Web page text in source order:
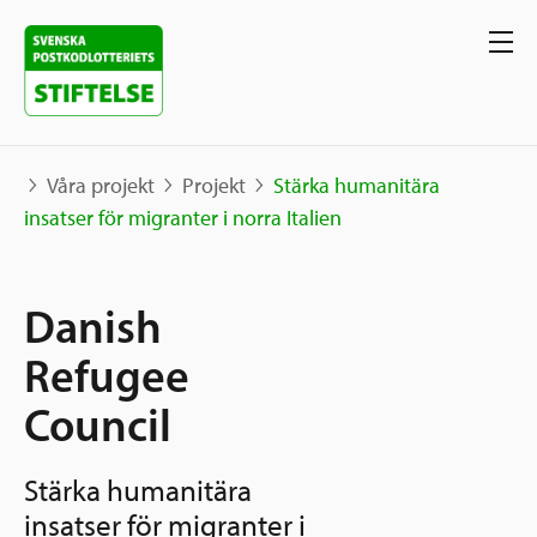
Projekt
Karta
Berättelser
Våra stöd
Sverige och övriga världen
Grannskapsinitiativet
Utlysningar
Samhällsentreprenörskap
Sök stöd
Ansök
Våra projekt Projekt
Stärka humanitära
insatser för migranter i norra Italien
Danish
Refugee
Council
Stärka humanitära
insatser för migranter i